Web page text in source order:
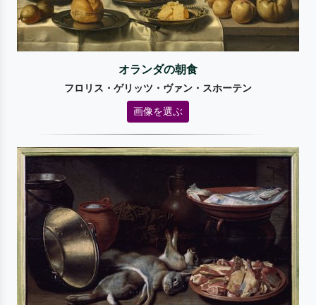
オランダの朝食
フロリス・ゲリッツ・ヴァン・スホーテン
画像を選ぶ